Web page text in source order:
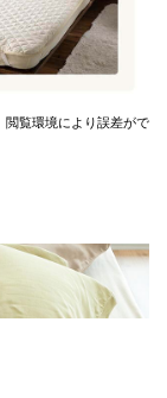
閲覧環境により誤差がで